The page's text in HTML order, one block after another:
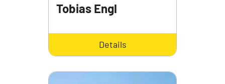
Tobias Engl
Details